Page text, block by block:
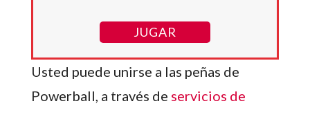
JUGAR
Usted puede unirse a las peñas de
Powerball, a través de servicios de